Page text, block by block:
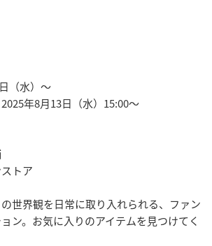
（水）～
年8月13日（水）15:00～
トア
の世界観を日常に取り入れられる、ファン
ン。お気に入りのアイテムを見つけてく